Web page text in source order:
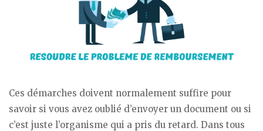
Ces démarches doivent normalement suffire pour
savoir si vous avez oublié d’envoyer un document ou si
c’est juste l’organisme qui a pris du retard. Dans tous